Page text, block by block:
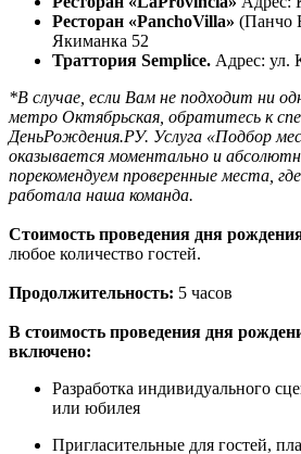
Ресторан «PanchoVilla» (Панчо
Якиманка 52
Траттория Semplice. Адрес: ул.
*В случае, если Вам не подходит ни
метро Октябрьская, обратитесь к
ДеньРождения.РУ. Услуга «Подбор
оказывается моментально и
порекомендуем проверенные места,
работала наша команда.
Стоимость проведения дня
любое количество гостей.
Продолжительность: 5 часов
В стоимость проведения дня
включено:
Разработка индивидуального
или юбилея
Пригласительные для гостей,